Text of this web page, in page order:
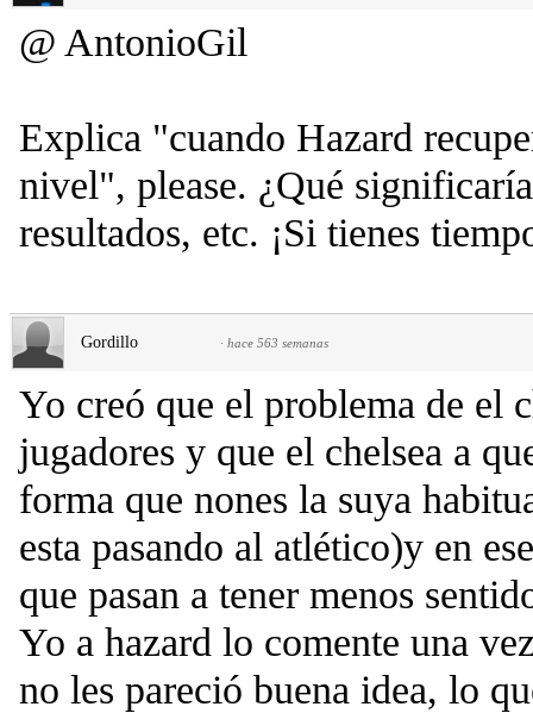
@ AntonioGil
Explica "cuando Hazard
nivel", please. ¿Qué
resultados, etc. ¡Si tienes
Gordillo · hace 563 semanas
Yo creó que el problema de el
jugadores y que el chelsea a
forma que nones la suya
esta pasando al atlético)y en
que pasan a tener menos
Yo a hazard lo comente una
no les pareció buena idea, lo